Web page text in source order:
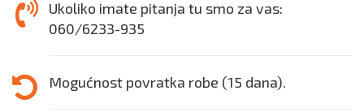
Ukoliko imate pitanja tu smo za vas:
060/6233-935
Mogućnost povratka robe (15 dana).